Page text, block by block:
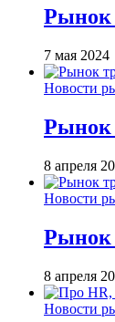
Рынок
7 мая 2024
Новости
Рынок
8 апреля
Новости
Рынок
8 апреля
Новости